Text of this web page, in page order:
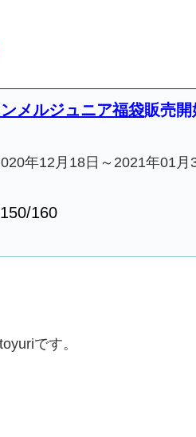
メルジュニア福袋販売開
年12月18日～2021年01月
160
です。